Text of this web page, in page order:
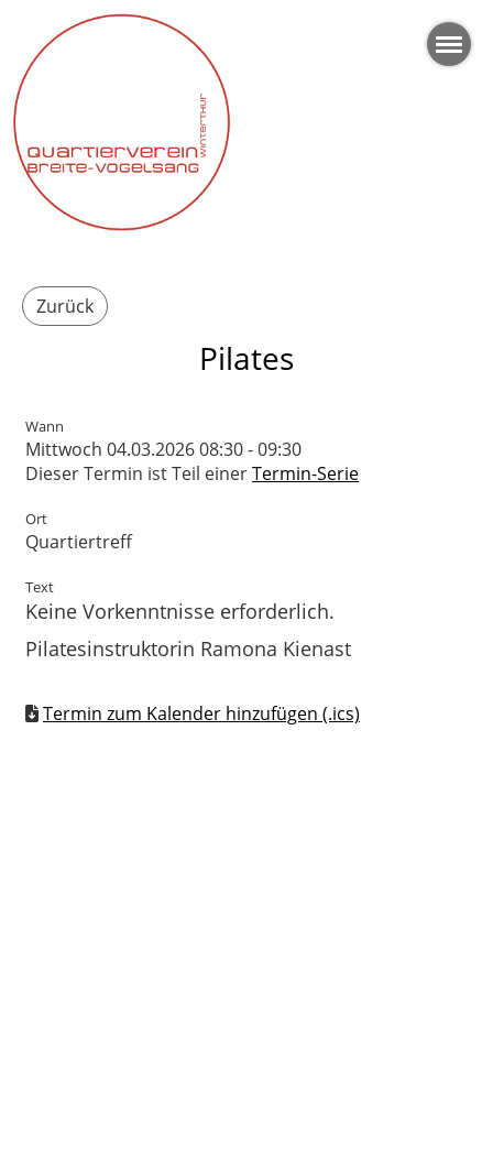
Zurück
Pilates
Wann
Mittwoch 04.03.2026 08:30 - 09:30
Dieser Termin ist Teil einerTermin-Serie
Ort
Quartiertreff
Text
Keine Vorkenntnisse erforderlich.
Pilatesinstruktorin Ramona Kienast
Termin zum Kalender hinzufügen (.ics)